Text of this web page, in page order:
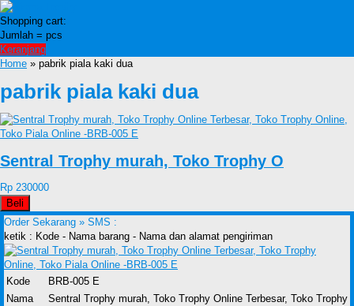
Shopping cart:
Jumlah = pcs
Keranjang
Home » pabrik piala kaki dua
pabrik piala kaki dua
Sentral Trophy murah, Toko Trophy O
Rp 230000
Beli
Order Sekarang » SMS :
ketik : Kode - Nama barang - Nama dan alamat pengiriman
Kode
BRB-005 E
Nama
Sentral Trophy murah, Toko Trophy Online Terbesar, Toko Trophy